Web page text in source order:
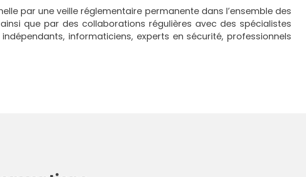
par une veille réglementaire permanente dans l’ensemble des
que par des collaborations régulières avec des spécialistes
informaticiens, experts en sécurité, professionnels